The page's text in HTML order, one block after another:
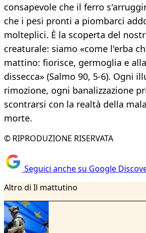
consapevole che il ferro
che i pesi pronti a piombarci
molteplici. È la scoperta del
creaturale: siamo «come l'erba
mattino: fiorisce, germoglia e
dissecca» (Salmo 90, 5-6). Ogni
rimozione, ogni banalizzazione
scontrarsi con la realtà della
morte.
© RIPRODUZIONE RISERVATA
Seguici anche su Google
Altro di Il mattutino